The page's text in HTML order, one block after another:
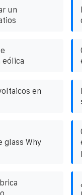
un
eólica
en
glass Why